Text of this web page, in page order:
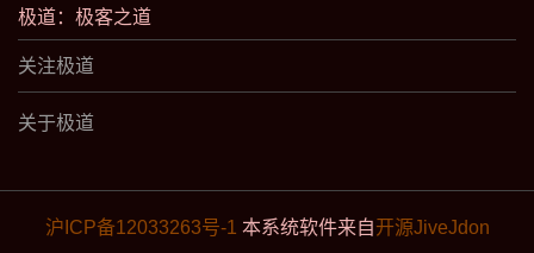
极道：极客之道
关注极道
关于极道
沪ICP备12033263号-1 本系统软件来自开源JiveJdon